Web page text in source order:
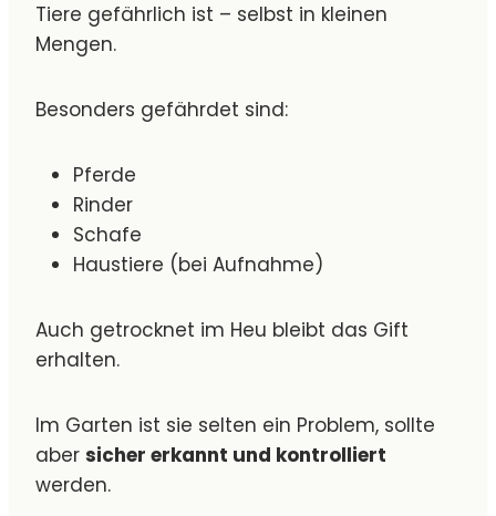
Tiere gefährlich ist – selbst in kleinen
Mengen.
Besonders gefährdet sind:
Pferde
Rinder
Schafe
Haustiere (bei Aufnahme)
Auch getrocknet im Heu bleibt das Gift
erhalten.
Im Garten ist sie selten ein Problem, sollte
aber sicher erkannt und kontrolliert
werden.